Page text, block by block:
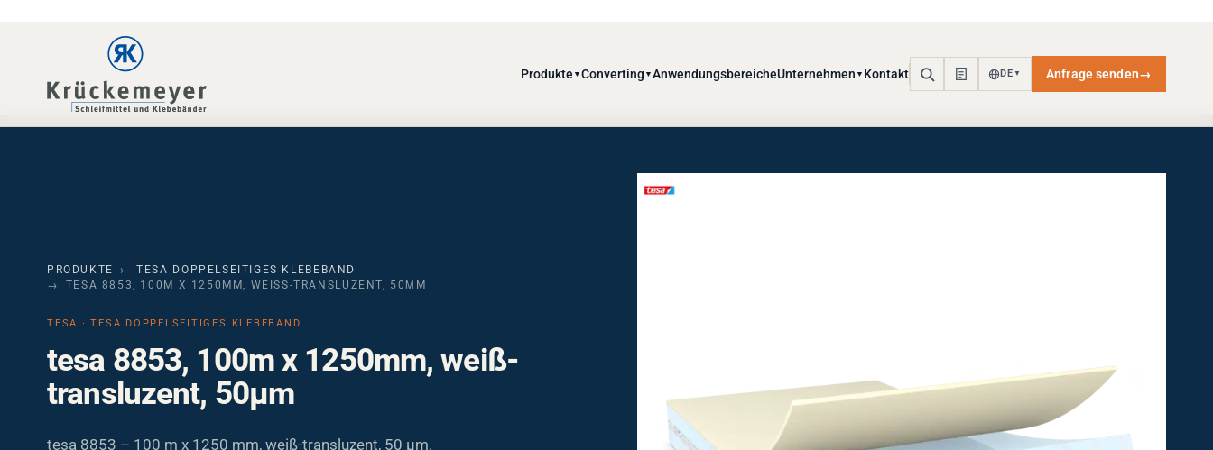
TESA 8853, 100M X 1250MM, WEISS-TRANSLUZENT, 50ΜM
tesa 8853, 100m x 1250mm, weiß-
transluzent, 50µm
tesa 8853 – 100 m x 1250 mm, weiß-transluzent, 50 µm.